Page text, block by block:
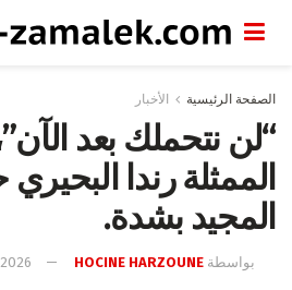
الصفحة الرئيسية الأخبار
“لن نتحملك بعد
الممثلة رندا
المجيد بشدة.
بواسطة HOCINE HARZOUNE